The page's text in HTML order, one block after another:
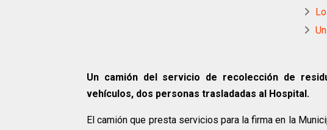
Un camión del servicio de recolección de
vehículos, dos personas trasladadas al Hospital.
El camión que presta servicios para la firma en la